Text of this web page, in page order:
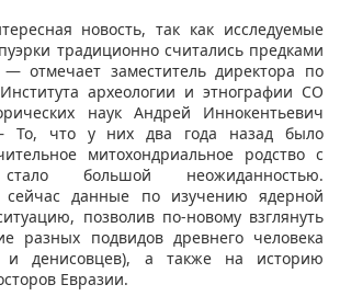
новость, так как исследуемые
традиционно считались предками
— отмечает заместитель директора по
археологии и этнографии СО
наук Андрей Иннокентьевич
То, что у них два года назад было
митохондриальное родство с
большой неожиданностью.
сейчас данные по изучению ядерной
позволив по-новому взглянуть
разных подвидов древнего человека
и денисовцев), а также на историю
Евразии.